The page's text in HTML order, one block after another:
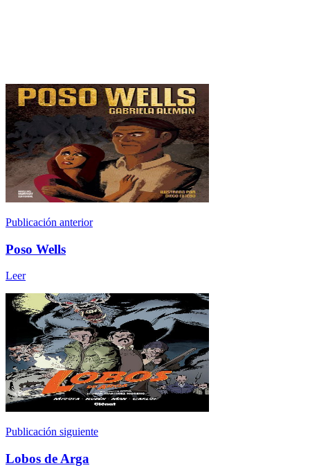
Publicación anterior
Poso Wells
Leer
Publicación siguiente
Lobos de Arga